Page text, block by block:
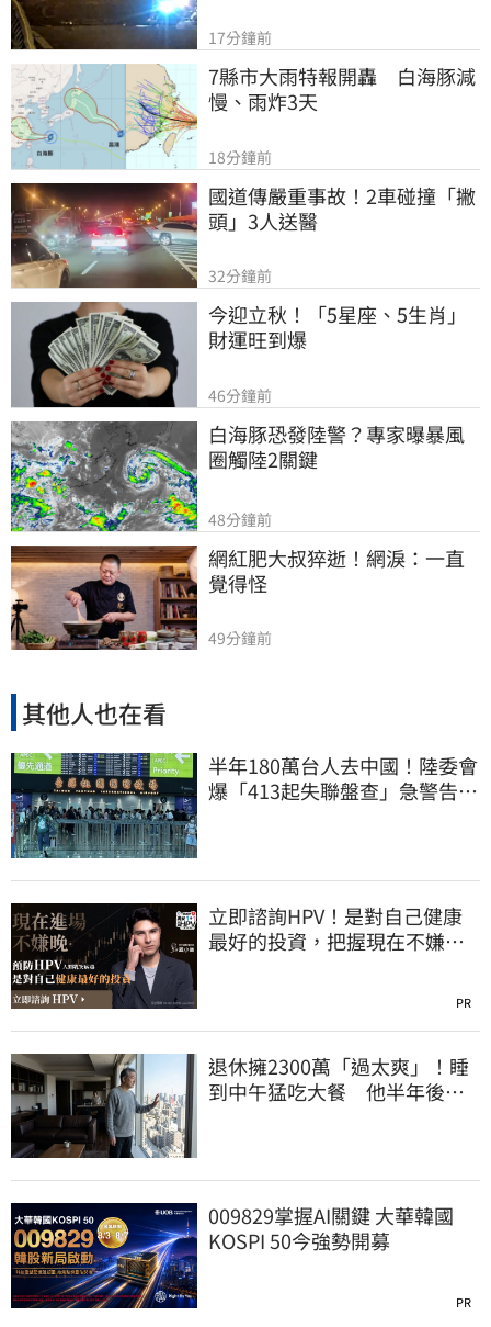
17分鐘前
7縣市大雨特報開轟　白海豚減
慢、雨炸3天
18分鐘前
國道傳嚴重事故！2車碰撞「撇
頭」3人送醫
32分鐘前
今迎立秋！「5星座、5生肖」
財運旺到爆
46分鐘前
白海豚恐發陸警？專家曝暴風
圈觸陸2關鍵
48分鐘前
網紅肥大叔猝逝！網淚：一直
覺得怪
49分鐘前
其他人也在看
半年180萬台人去中國！陸委會
爆「413起失聯盤查」急警告：
立即諮詢HPV！是對自己健康
最好的投資，把握現在不嫌
PR
退休擁2300萬「過太爽」！睡
到中午猛吃大餐 他半年後絕
009829掌握AI關鍵 大華韓國
KOSPI 50今強勢開募
PR